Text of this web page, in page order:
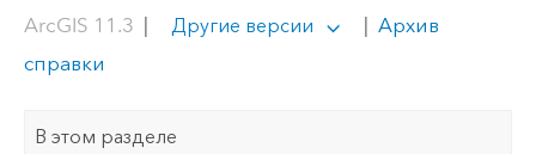
ArcGIS 11.3 | Другие версии | Архив
справки
В этом разделе